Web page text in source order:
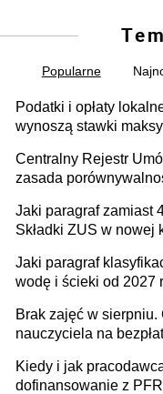
Popularne
Podatki i opłaty
wynoszą stawki
Centralny Rejestr
zasada
Jaki paragraf zamiast
Składki ZUS w nowej
Jaki paragraf
wodę i ścieki od 2027
Brak zajęć w sierpniu.
nauczyciela na
Kiedy i jak
dofinansowanie z